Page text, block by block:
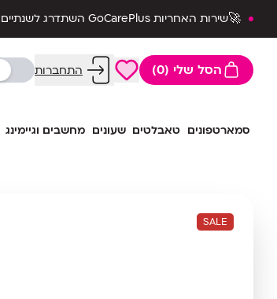
🚀שירות האחריות GoCarePlus השתדרג לשנתיים
שלמות🛡️
הסל שלי (0) התחברות
סמארטפונים טאבלטים שעונים מחשבים וגיימינג
SALE